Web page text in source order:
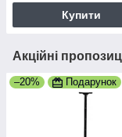
Купити
Акційні
–20% Подарунок